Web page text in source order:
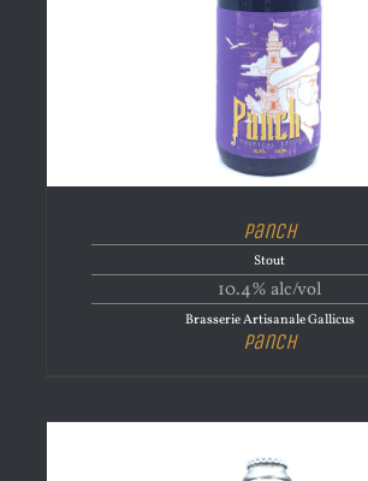
Panch
Stout
10.4% alc/vol
Brasserie Artisanale Gallicus
Panch